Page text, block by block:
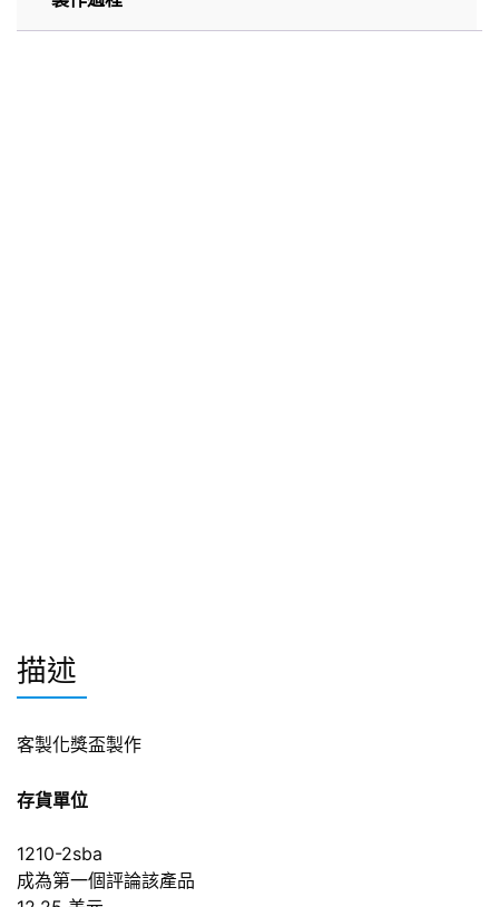
描述
客製化獎盃製作
存貨單位
1210-2sba
成為第一個評論該產品